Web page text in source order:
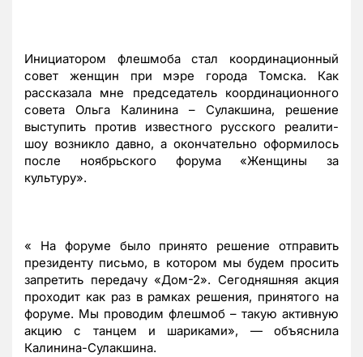
Инициатором флешмоба стал координационный
совет женщин при мэре города Томска. Как
рассказала мне председатель координационного
совета Ольга Калинина – Сулакшина, решение
выступить против известного русского реалити-
шоу возникло давно, а окончательно оформилось
после ноябрьского форума «Женщины за
культуру».
« На форуме было принято решение отправить
президенту письмо, в котором мы будем просить
запретить передачу «Дом-2». Сегодняшняя акция
проходит как раз в рамках решения, принятого на
форуме. Мы проводим флешмоб – такую активную
акцию с танцем и шариками», — объяснила
Калинина-Сулакшина.